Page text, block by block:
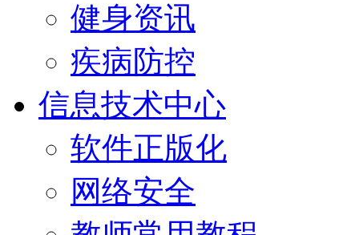
健身资讯
疾病防控
信息技术中心
软件正版化
网络安全